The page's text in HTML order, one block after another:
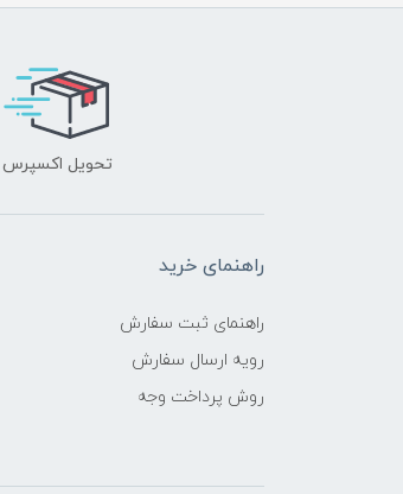
تحویل اکسپرس
راهنمای خرید
راهنمای ثبت سفارش
رویه ارسال سفارش
روش پرداخت وجه